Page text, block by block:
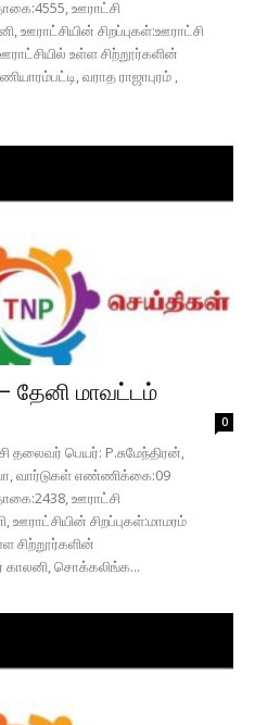
ஊராட்சி
ஊராட்சியின் சிறப்புகள்:ஊராட்சி
உள்ள சிற்றூர்களின்
வராத ராஜாபுரம் ,
– தேனி மாவட்டம்
0
தலைவர் பெயர்: P.சுமேந்திரன்,
வார்டுகள் எண்ணிக்கை:09
ஊராட்சி
சிறப்புகள்:மாமரம்
சிற்றூர்களின்
காலனி, சொக்கலிங்க...